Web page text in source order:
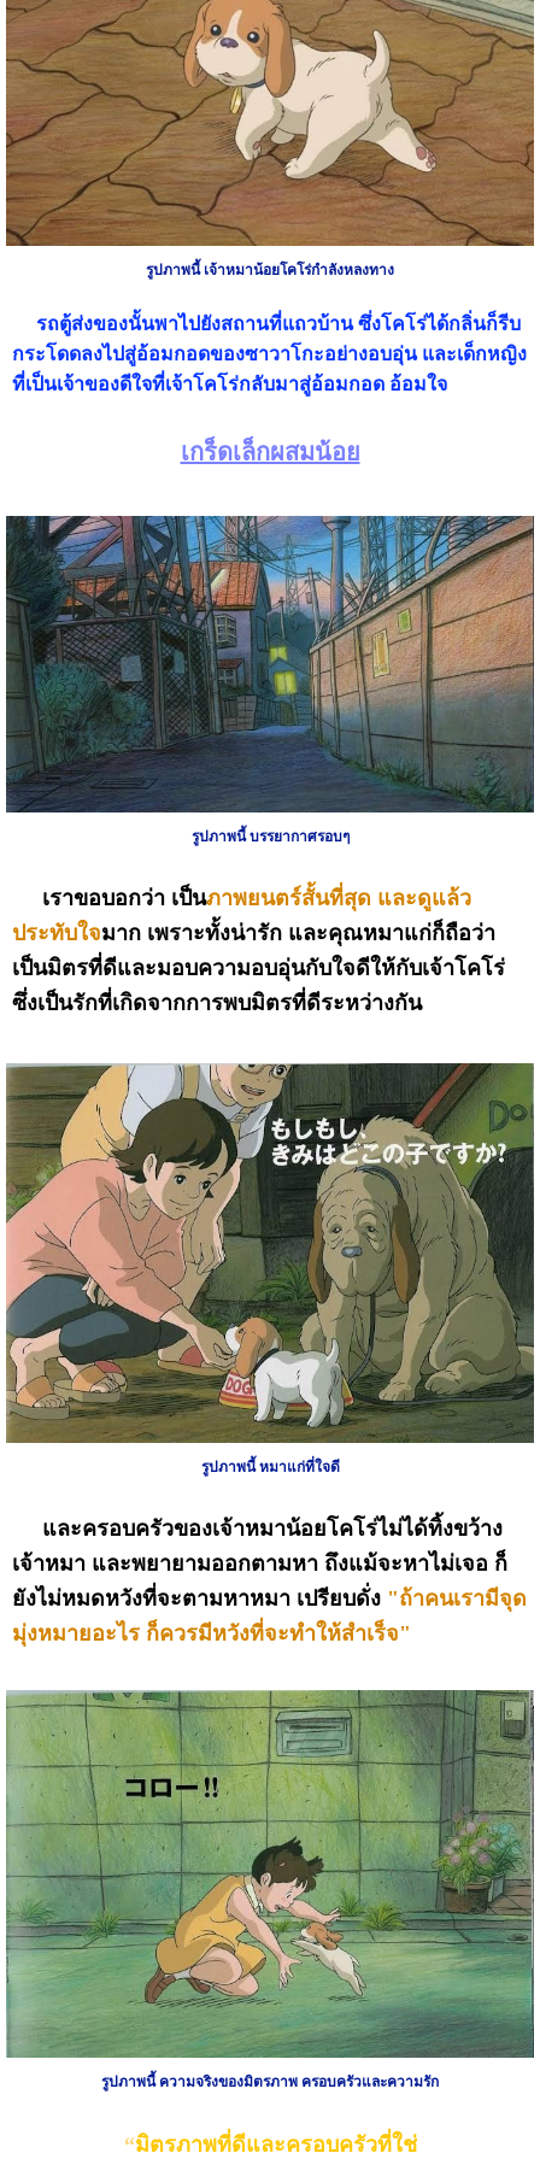
รูปภาพนี้ เจ้าหมาน้อยโคโร่กำลังหลงทาง
รถตู้ส่งของนั้นพาไปยังสถานที่แถวบ้าน ซึ่งโคโร่ได้กลิ่นก็รีบ
กระโดดลงไปสู่อ้อมกอดของซาวาโกะอย่างอบอุ่น และเด็กหญิง
ที่เป็นเจ้าของดีใจที่เจ้าโคโร่กลับมาสู่อ้อมกอด อ้อมใจ
เกร็ดเล็กผสมน้อย
รูปภาพนี้ บรรยากาศรอบๆ
เราขอบอกว่า เป็นภาพยนตร์สั้นที่สุด และดูแล้ว
ประทับใจมาก เพราะทั้งน่ารัก และคุณหมาแก่ก็ถือว่า
เป็นมิตรที่ดีและมอบความอบอุ่นกับใจดีให้กับเจ้าโคโร่
ซึ่งเป็นรักที่เกิดจากการพบมิตรที่ดีระหว่างกัน
รูปภาพนี้ หมาแก่ที่ใจดี
และครอบครัวของเจ้าหมาน้อยโคโร่ไม่ได้ทิ้งขว้าง
เจ้าหมา และพยายามออกตามหา ถึงแม้จะหาไม่เจอ ก็
ยังไม่หมดหวังที่จะตามหาหมา เปรียบดั่ง "ถ้าคนเรามีจุด
มุ่งหมายอะไร ก็ควรมีหวังที่จะทำให้สำเร็จ"
รูปภาพนี้ ความจริงของมิตรภาพ ครอบครัวและความรัก
“มิตรภาพที่ดีและครอบครัวที่ใช่